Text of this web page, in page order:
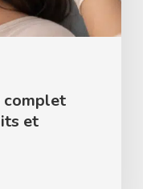
complet
et